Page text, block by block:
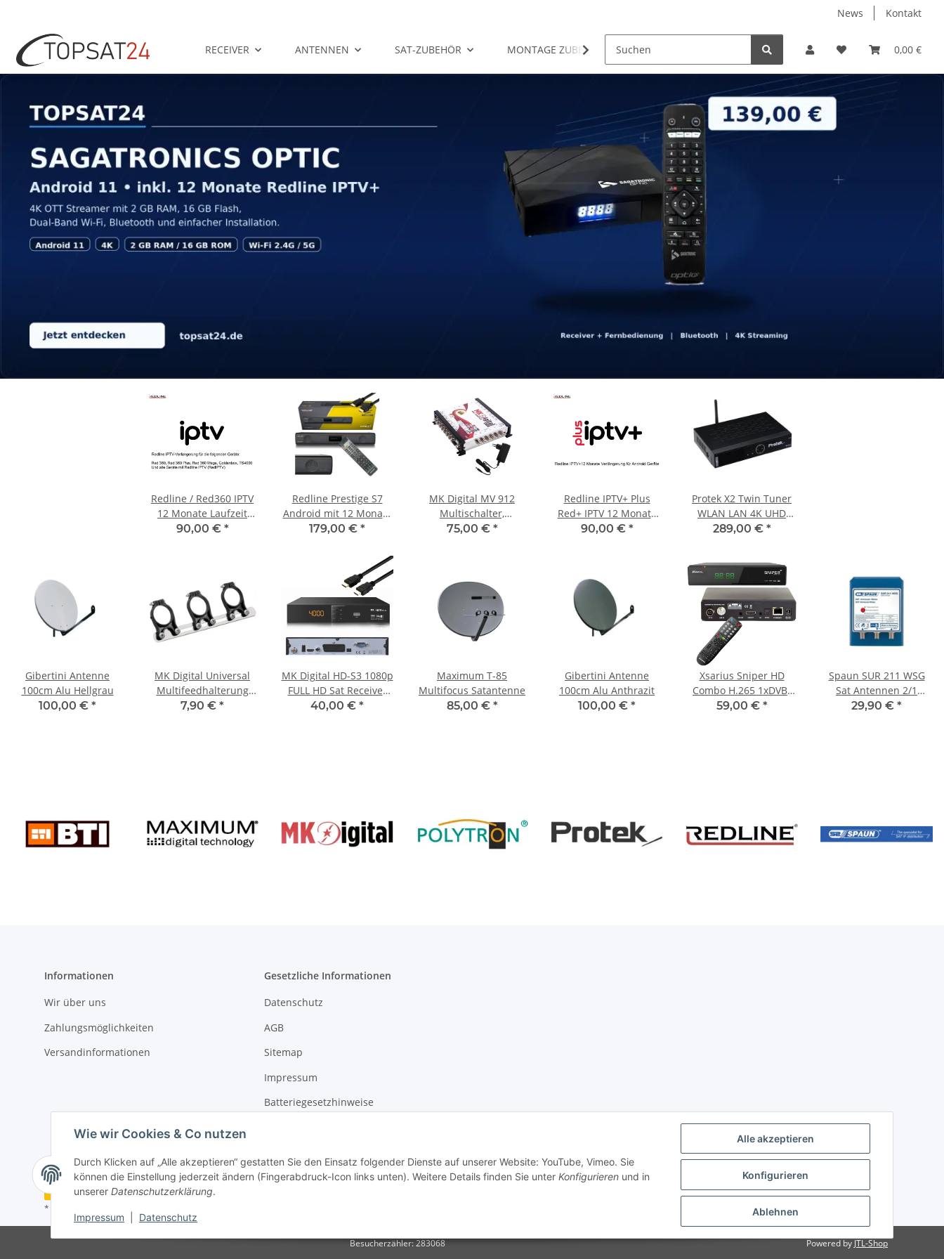
Alle akzeptieren
Konfigurieren
Ablehnen
Wie wir Cookies & Co nutzen
Durch Klicken auf „Alle akzeptieren“ gestatten Sie den Einsatz folgender Dienste auf unserer Website: YouTube, Vimeo. Sie
können die Einstellung jederzeit ändern (Fingerabdruck-Icon links unten). Weitere Details finden Sie unter Konfigurieren und in
unserer Datenschutzerklärung.
Impressum Datenschutz
News Kontakt
0,00 €
RECEIVER ANTENNEN SAT-ZUBEHÖR MONTAGE ZUBEHÖR ENTERTAINMENT PC-HARDWARE
Redline / Red360 IPTV
12 Monate Laufzeit
Verlängerung
90,00 € *
Redline Prestige S7
Android mit 12 Monate
IPTV Lauf...
179,00 € *
MK Digital MV 912
Multischalter,
Multiswitch SAT
75,00 € *
Redline IPTV+ Plus
Red+ IPTV 12 Monate
Verlängerung
90,00 € *
Protek X2 Twin Tuner
WLAN LAN 4K UHD
Linux Sat Receiver
289,00 € *
Gibertini Antenne
100cm Alu Hellgrau
100,00 € *
MK Digital Universal
Multifeedhalterung
3fach
7,90 € *
MK Digital HD-S3 1080p
FULL HD Sat Receiver
Scart, HDMI, EPG USB
40,00 € *
Maximum T-85
Multifocus Satantenne
85,00 € *
Gibertini Antenne
100cm Alu Anthrazit
100,00 € *
Xsarius Sniper HD
Combo H.265 1xDVB-
S2/C/T2 Tuner HDTV Sat
59,00 € *
Spaun SUR 211 WSG
Sat Antennen 2/1
DiSEqC Schalter mit
29,90 € *
Informationen
Wir über uns
Zahlungsmöglichkeiten
Versandinformationen
Gesetzliche Informationen
Datenschutz
AGB
Sitemap
Impressum
Batteriegesetzhinweise
Vertrag widerrufen
* Alle Preise inkl. gesetzlicher USt., zzgl.
Besucherzähler: 283068 Powered by JTL-Shop